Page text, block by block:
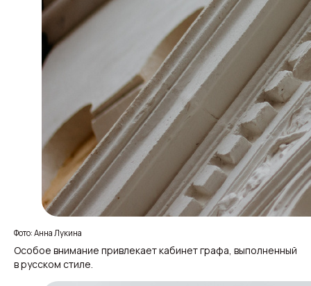
Фото: Анна Лукина
Особое внимание привлекает кабинет графа, выполненный
в русском стиле.